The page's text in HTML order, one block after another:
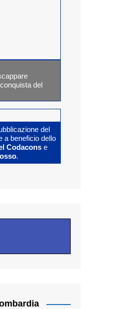
del
del
a beneficio dello
Codacons e
.